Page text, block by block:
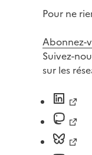
Pour ne
Abonnez-
Suivez-
sur les